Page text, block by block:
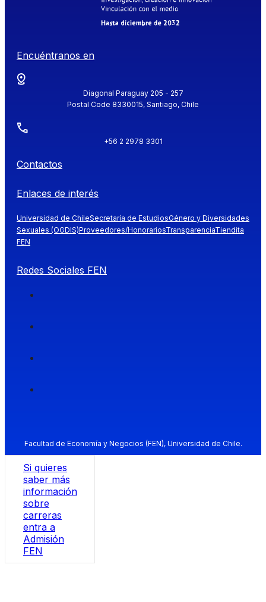
Encuéntranos en
Diagonal Paraguay 205 - 257
Postal Code 8330015, Santiago, Chile
+56 2 2978 3301
Contactos
Enlaces de interés
Universidad de ChileSecretaría de EstudiosGénero y Diversidades
Sexuales (OGDIS)Proveedores/HonorariosTransparenciaTiendita
FEN
Redes Sociales FEN
Facultad de Economía y Negocios (FEN), Universidad de Chile.
Si quieres
saber más
información
sobre
carreras
entra a
Admisión
FEN